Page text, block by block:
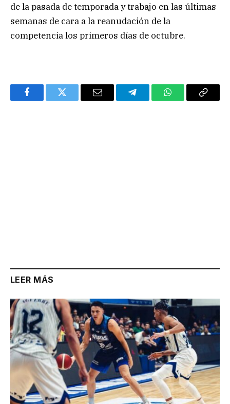
de la pasada de temporada y trabajo en las últimas
semanas de cara a la reanudación de la
competencia los primeros días de octubre.
FacebookTwitter Email TelegramWhatsAppCopy
LEER MÁS